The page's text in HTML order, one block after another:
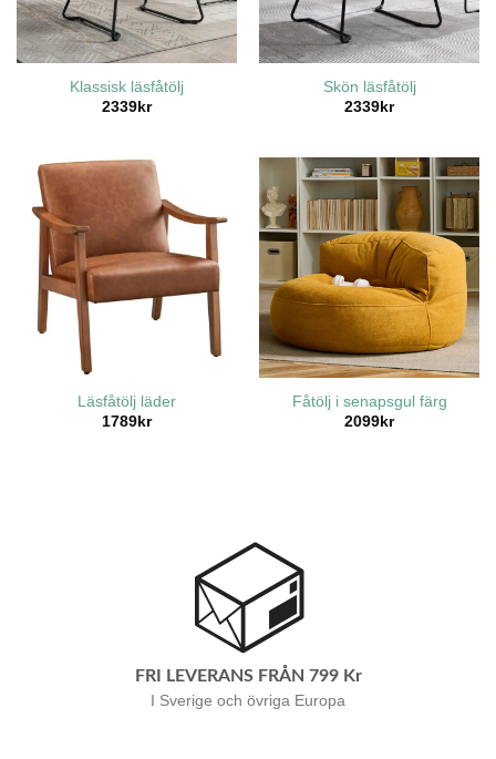
Klassisk läsfåtölj
2339 kr
Skön läsfåtölj
2339 kr
Läsfåtölj läder
1789 kr
Fåtölj i senapsgul färg
2099 kr
FRI LEVERANS FRÅN 799 Kr
I Sverige och övriga Europa